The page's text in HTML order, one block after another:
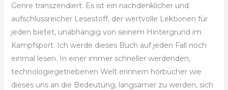
Genre transzendiert. Es ist ein nachdenklicher und
aufschlussreicher Lesestoff, der wertvolle Lektionen für
jeden bietet, unabhängig von seinem Hintergrund im
Kampfsport. Ich werde dieses Buch auf jeden Fall noch
einmal lesen. In einer immer schneller werdenden,
technologiegetriebenen Welt erinnern hörbücher wie
dieses uns an die Bedeutung, langsamer zu werden, sich